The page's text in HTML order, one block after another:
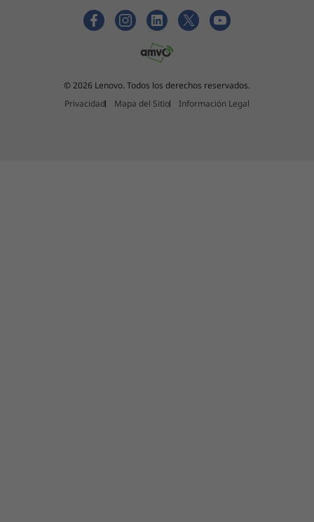
© 2026 Lenovo. Todos los derechos reservados.
Privacidad
Mapa del Sitio Información Legal